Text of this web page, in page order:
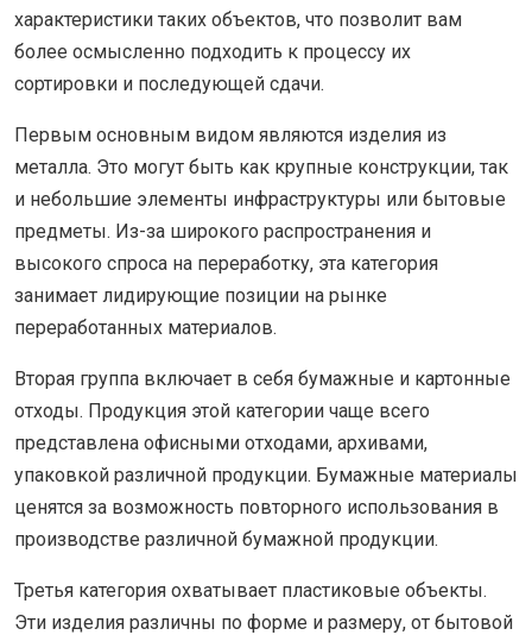
характеристики таких объектов, что позволит вам
более осмысленно подходить к процессу их
сортировки и последующей сдачи.
Первым основным видом являются изделия из
металла. Это могут быть как крупные конструкции, так
и небольшие элементы инфраструктуры или бытовые
предметы. Из-за широкого распространения и
высокого спроса на переработку, эта категория
занимает лидирующие позиции на рынке
переработанных материалов.
Вторая группа включает в себя бумажные и картонные
отходы. Продукция этой категории чаще всего
представлена офисными отходами, архивами,
упаковкой различной продукции. Бумажные материалы
ценятся за возможность повторного использования в
производстве различной бумажной продукции.
Третья категория охватывает пластиковые объекты.
Эти изделия различны по форме и размеру, от бытовой